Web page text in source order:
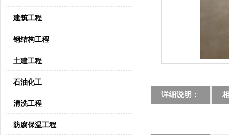
建筑工程
钢结构工程
土建工程
石油化工
清洗工程
防腐保温工程
详细说明：